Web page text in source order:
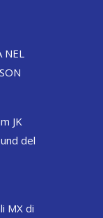
NEL
JK
del
MX di